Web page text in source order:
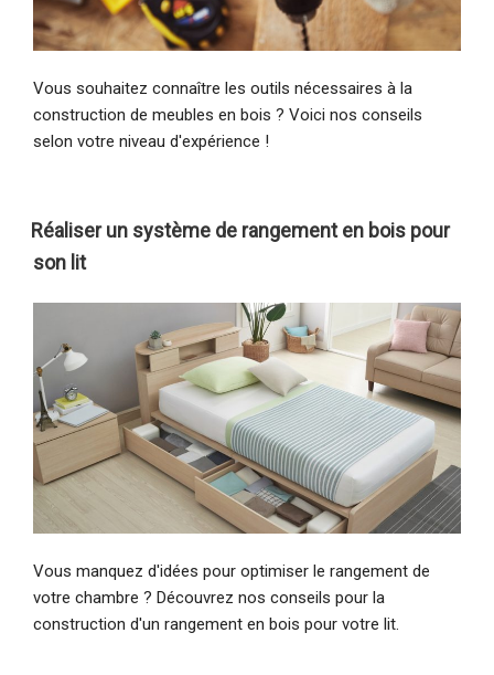
Vous souhaitez connaître les outils nécessaires à la
construction de meubles en bois ? Voici nos conseils
selon votre niveau d'expérience !
Réaliser un système de rangement en bois pour
son lit
Vous manquez d'idées pour optimiser le rangement de
votre chambre ? Découvrez nos conseils pour la
construction d'un rangement en bois pour votre lit.